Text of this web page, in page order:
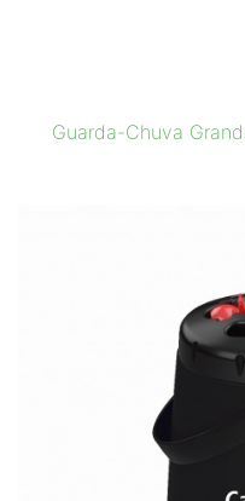
Guarda-Chuva